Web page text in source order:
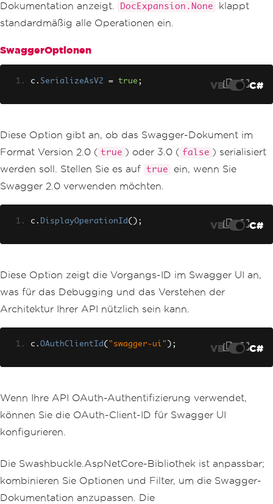
Dokumentation anzeigt.
DocExpansion.None
klappt
standardmäßig alle Operationen ein.
SwaggerOptionen
c . SerializeAsV2 = true ; VB C#
Diese Option gibt an, ob das Swagger-Dokument im
Format Version 2.0 ( true ) oder 3.0 ( false ) serialisiert
werden soll. Stellen Sie es auf true
ein, wenn Sie
Swagger 2.0 verwenden möchten.
c . DisplayOperationId (); VB C#
Diese Option zeigt die Vorgangs-ID im Swagger UI an,
was für das Debugging und das Verstehen der
Architektur Ihrer API nützlich sein kann.
c . OAuthClientId ( "swagger-ui" ); VB C#
Wenn Ihre API OAuth-Authentifizierung verwendet,
können Sie die OAuth-Client-ID für Swagger UI
konfigurieren.
Die Swashbuckle.AspNetCore-Bibliothek ist anpassbar;
kombinieren Sie Optionen und Filter, um die Swagger-
Dokumentation anzupassen. Die